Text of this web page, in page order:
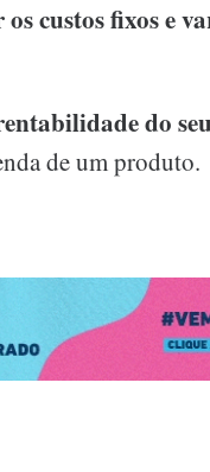
custos fixos e
do
de um produto.